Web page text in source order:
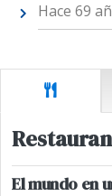
Hace 69
El mundo en